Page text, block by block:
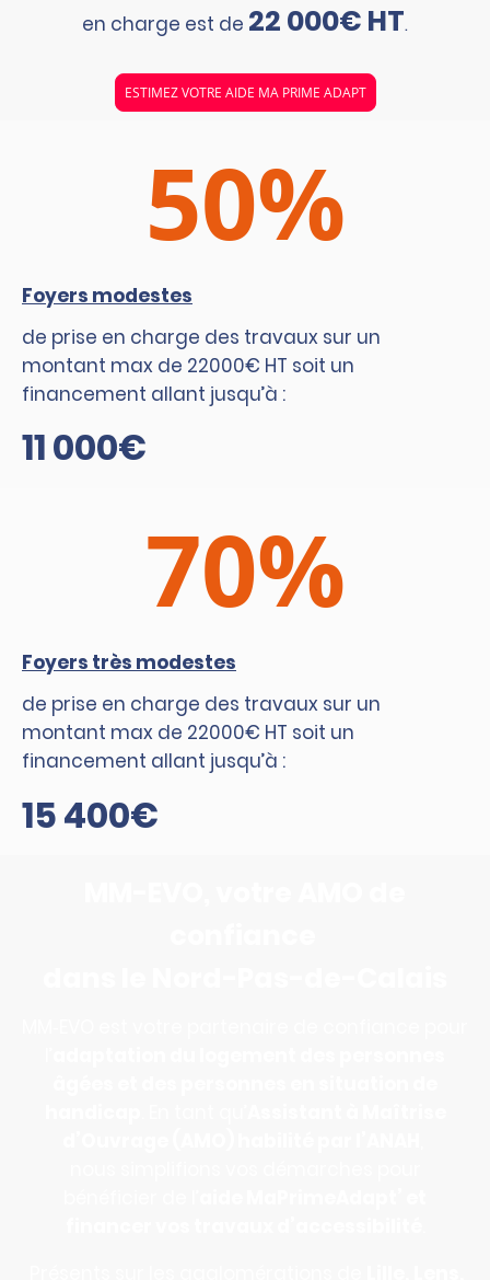
en charge est de 22 000€ HT.
ESTIMEZ VOTRE AIDE MA PRIME ADAPT
50%
Foyers modestes
de prise en charge des travaux sur un
montant max de 22000€ HT soit un
financement allant jusqu’à :
11 000€
70%
Foyers très modestes
de prise en charge des travaux sur un
montant max de 22000€ HT soit un
financement allant jusqu’à :
15 400€